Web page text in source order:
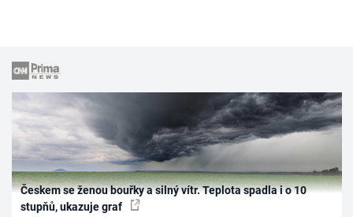
Českem se ženou bouřky a silný vítr. Teplota spadla i o 10
stupňů, ukazuje graf